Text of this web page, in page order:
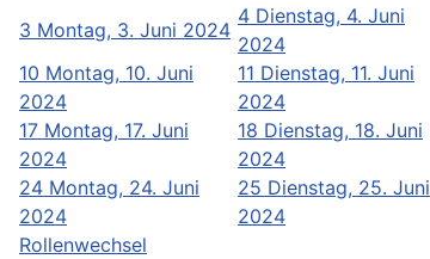
3 Montag, 3. Juni 2024
4 Dienstag, 4. Juni
2024
10 Montag, 10. Juni
2024
11 Dienstag, 11. Juni
2024
17 Montag, 17. Juni
2024
18 Dienstag, 18. Juni
2024
24 Montag, 24. Juni
2024
25 Dienstag, 25. Juni
2024
Rollenwechsel